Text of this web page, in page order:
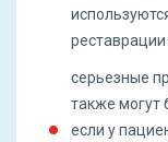
реставрации
серьезные
также могут
если у